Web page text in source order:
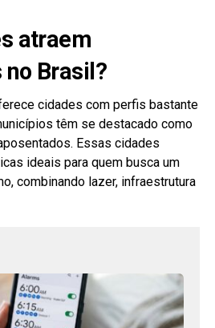
atraem
Brasil?
cidades com perfis bastante
têm se destacado como
Essas cidades
ideais para quem busca um
combinando lazer, infraestrutura